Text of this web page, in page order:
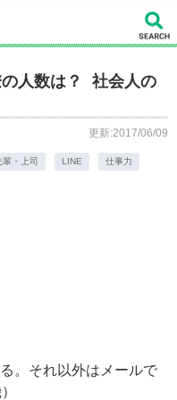
人数は？ 社会人の
更新:2017/06/09
輩・上司 LINE 仕事力
。それ以外はメールで